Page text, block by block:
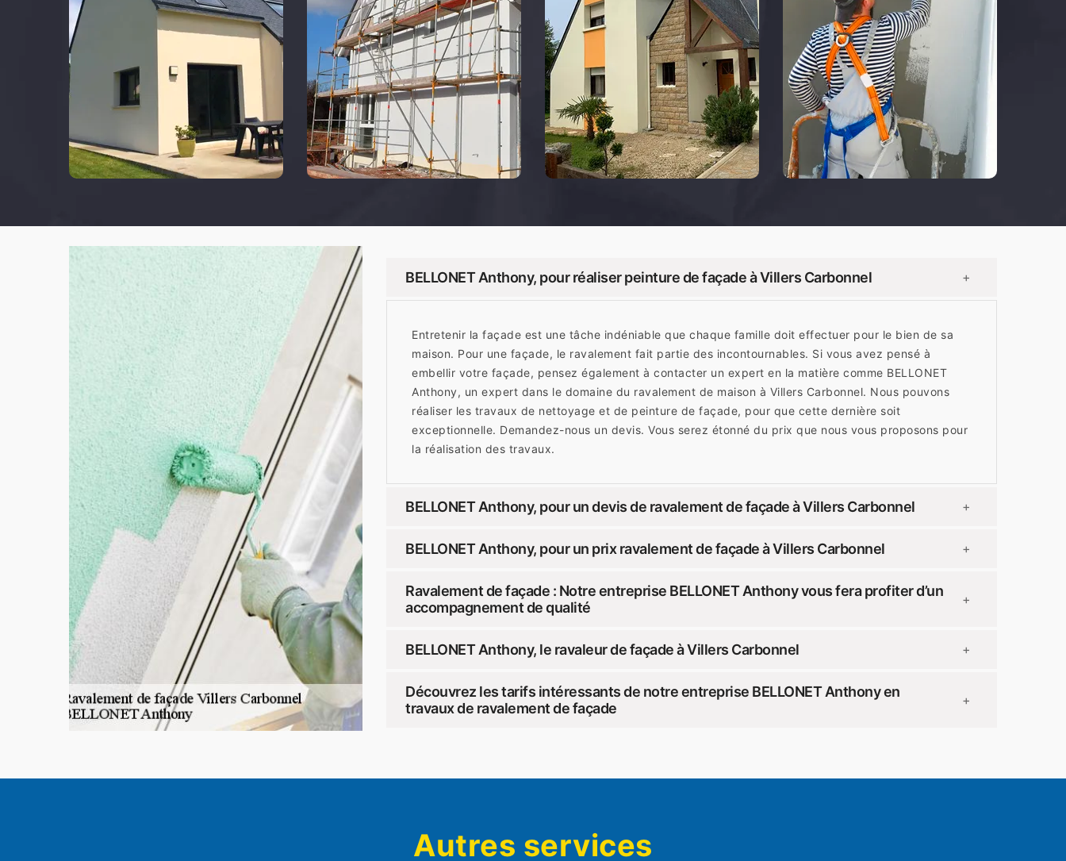
BELLONET Anthony, pour réaliser peinture de façade à Villers Carbonnel +
Entretenir la façade est une tâche indéniable que chaque famille doit effectuer pour le bien de sa
maison. Pour une façade, le ravalement fait partie des incontournables. Si vous avez pensé à
embellir votre façade, pensez également à contacter un expert en la matière comme BELLONET
Anthony, un expert dans le domaine du ravalement de maison à Villers Carbonnel. Nous pouvons
réaliser les travaux de nettoyage et de peinture de façade, pour que cette dernière soit
exceptionnelle. Demandez-nous un devis. Vous serez étonné du prix que nous vous proposons pour
la réalisation des travaux.
BELLONET Anthony, pour un devis de ravalement de façade à Villers Carbonnel +
BELLONET Anthony, pour un prix ravalement de façade à Villers Carbonnel +
Ravalement de façade : Notre entreprise BELLONET Anthony vous fera profiter d’un
accompagnement de qualité
+
BELLONET Anthony, le ravaleur de façade à Villers Carbonnel +
Découvrez les tarifs intéressants de notre entreprise BELLONET Anthony en
travaux de ravalement de façade
+
Autres services